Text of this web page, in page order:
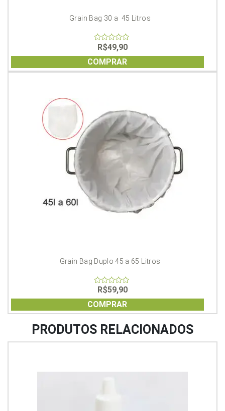
Grain Bag 30 a  45 Litros
out
of
5
R$49,90
COMPRAR
Grain Bag Duplo 45 a 65 Litros
of
5
R$59,90
COMPRAR
PRODUTOS RELACIONADOS